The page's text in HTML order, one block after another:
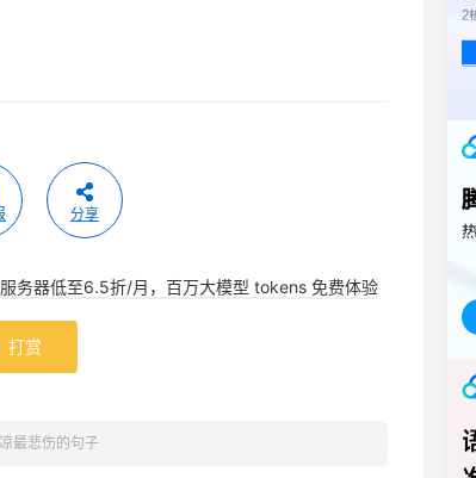
分享
务器低至6.5折/月，百万大模型 tokens 免费体验
打赏
最悲伤的句子